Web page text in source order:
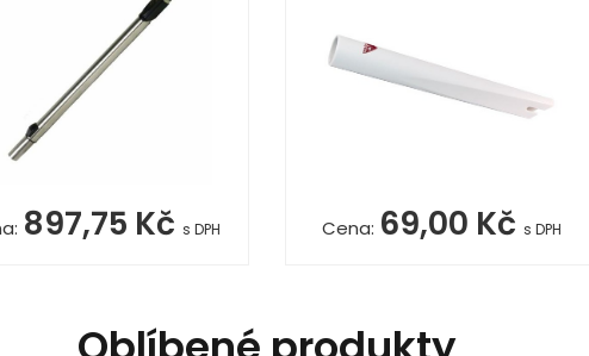
897,75 Kč s DPH Cena: 69,00 Kč s DPH